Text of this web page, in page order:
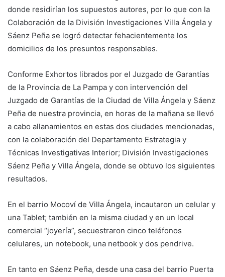
donde residirían los supuestos autores, por lo que con la
Colaboración de la División Investigaciones Villa Ángela y
Sáenz Peña se logró detectar fehacientemente los
domicilios de los presuntos responsables.
Conforme Exhortos librados por el Juzgado de Garantías
de la Provincia de La Pampa y con intervención del
Juzgado de Garantías de la Ciudad de Villa Ángela y Sáenz
Peña de nuestra provincia, en horas de la mañana se llevó
a cabo allanamientos en estas dos ciudades mencionadas,
con la colaboración del Departamento Estrategia y
Técnicas Investigativas Interior; División Investigaciones
Sáenz Peña y Villa Ángela, donde se obtuvo los siguientes
resultados.
En el barrio Mocoví de Villa Ángela, incautaron un celular y
una Tablet; también en la misma ciudad y en un local
comercial “joyería”, secuestraron cinco teléfonos
celulares, un notebook, una netbook y dos pendrive.
En tanto en Sáenz Peña, desde una casa del barrio Puerta